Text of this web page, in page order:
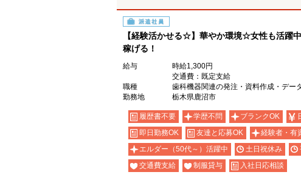
派遣社員
【経験活かせる☆】華やか環境☆女性も活躍
稼げる！
給与
時給1,300円
交通費：既定支給
職種
歯科機器関連の発注・資料作成・デー
勤務地
栃木県鹿沼市
履歴書不要 学歴不問 ブランクOK
即日勤務OK
友達と応募OK 経験者・有
エルダー（50代～）活躍中
土日祝休み
交通費支給
制服貸与 入社日応相談